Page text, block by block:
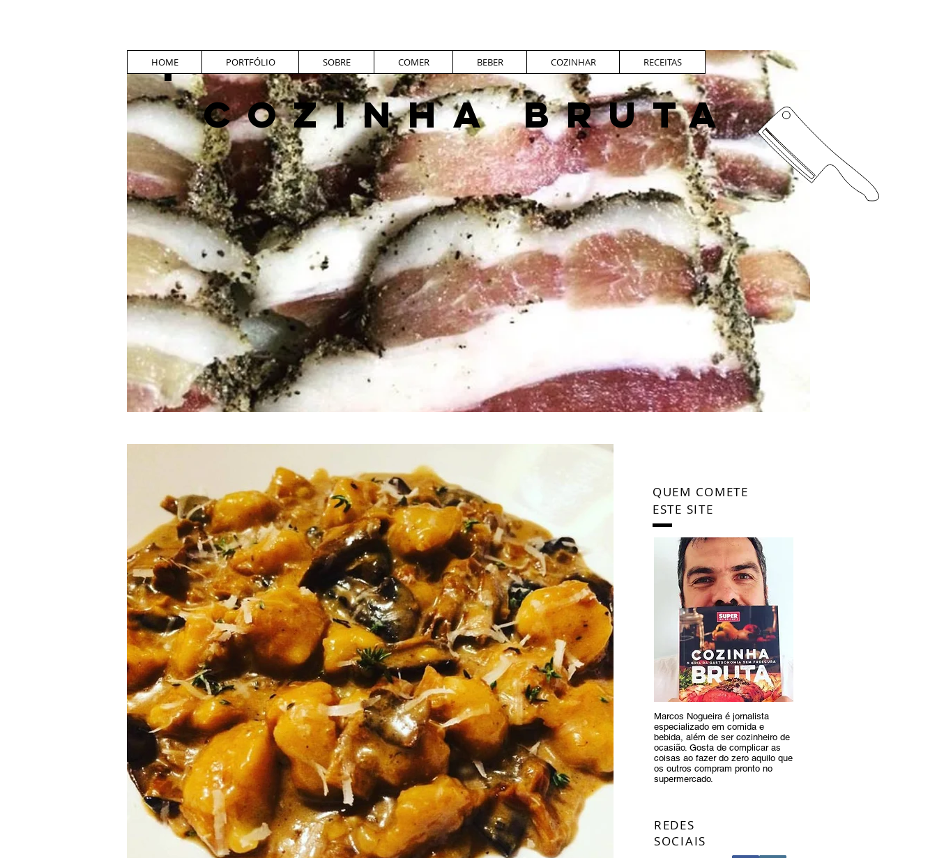
COZINHA BRUTA
HOME PORTFÓLIO SOBRE COMER BEBER COZINHAR RECEITAS
QUEM COMETE
ESTE SITE
Marcos Nogueira é jornalista
especializado em comida e
bebida, além de ser cozinheiro de
ocasião. Gosta de complicar as
coisas ao fazer do zero aquilo que
os outros compram pronto no
supermercado.
REDES
SOCIAIS